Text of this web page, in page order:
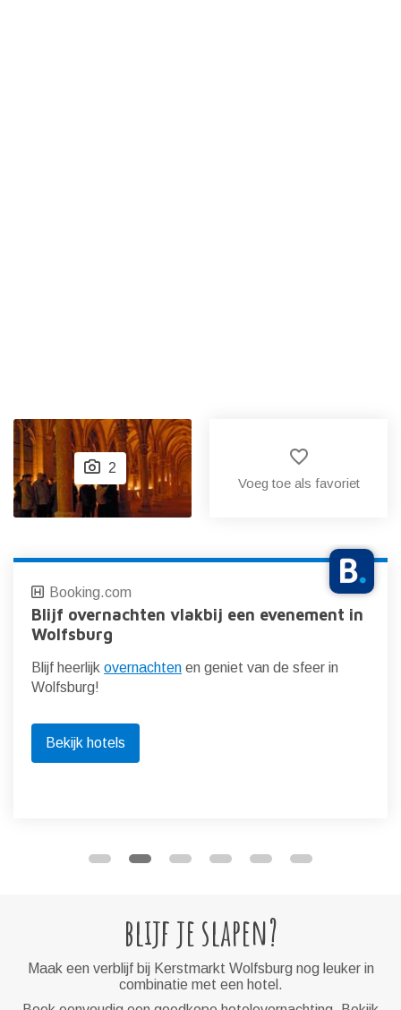
2
favorite_border
Voeg toe als favoriet
Booking.com
Blijf overnachten vlakbij een evenement in
Wolfsburg
Blijf heerlijk overnachten en geniet van de sfeer in
Wolfsburg!
Bekijk hotels
blijf je slapen?
Maak een verblijf bij Kerstmarkt Wolfsburg nog leuker in
combinatie met een hotel.